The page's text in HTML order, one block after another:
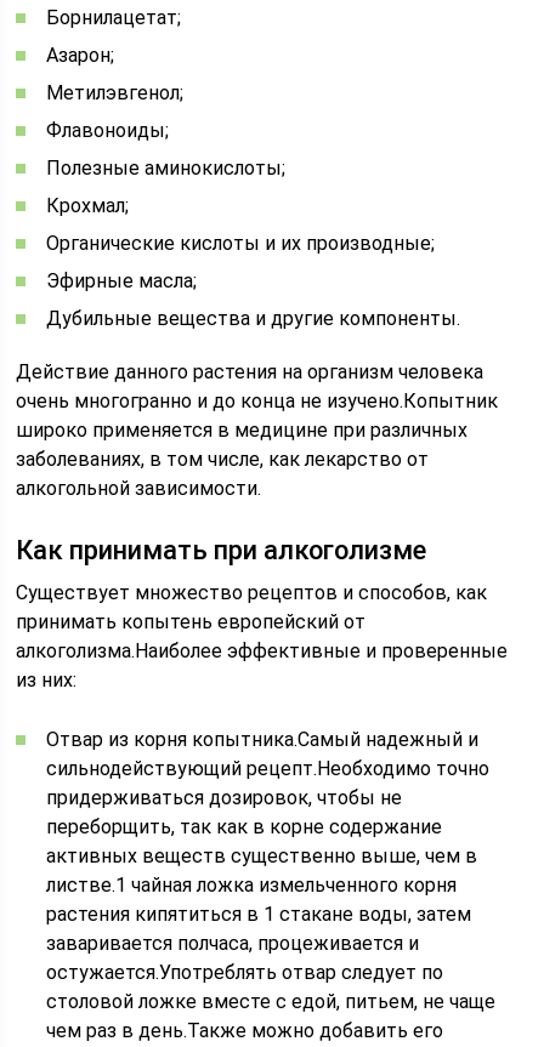
Борнилацетат;
Азарон;
Метилэвгенол;
Флавоноиды;
Полезные аминокислоты;
Крохмал;
Органические кислоты и их производные;
Эфирные масла;
Дубильные вещества и другие компоненты.
Действие данного растения на организм человека
очень многогранно и до конца не изучено.Копытник
широко применяется в медицине при различных
заболеваниях, в том числе, как лекарство от
алкогольной зависимости.
Как принимать при алкоголизме
Существует множество рецептов и способов, как
принимать копытень европейский от
алкоголизма.Наиболее эффективные и проверенные
из них:
Отвар из корня копытника.Самый надежный и
сильнодействующий рецепт.Необходимо точно
придерживаться дозировок, чтобы не
переборщить, так как в корне содержание
активных веществ существенно выше, чем в
листве.1 чайная ложка измельченного корня
растения кипятиться в 1 стакане воды, затем
заваривается полчаса, процеживается и
остужается.Употреблять отвар следует по
столовой ложке вместе с едой, питьем, не чаще
чем раз в день.Также можно добавить его